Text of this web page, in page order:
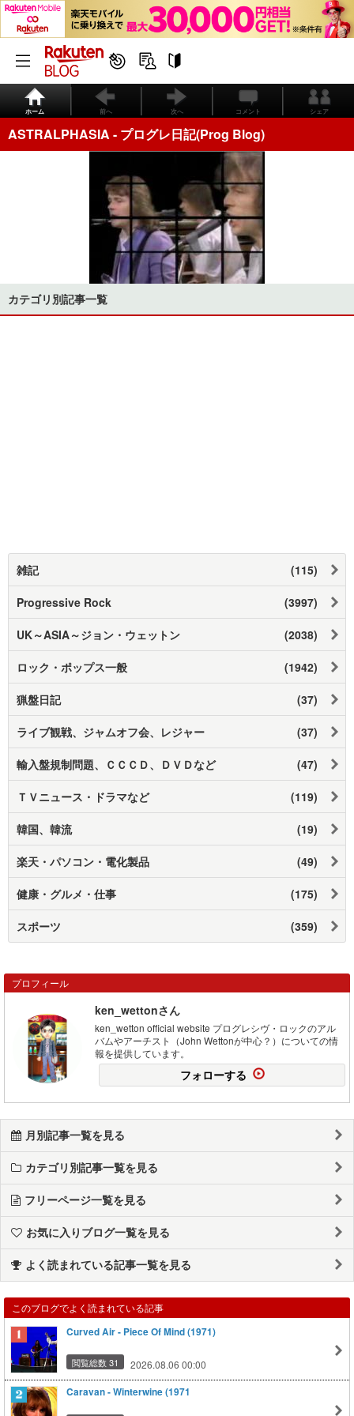
ホーム 前へ 次へ コメント シェア
ASTRALPHASIA - プログレ日記(Prog Blog)
カテゴリ別記事一覧
雑記 (115)
Progressive Rock (3997)
UK～ASIA～ジョン・ウェットン (2038)
ロック・ポップス一般 (1942)
猟盤日記 (37)
ライブ観戦、ジャムオフ会、レジャー (37)
輸入盤規制問題、ＣＣＣＤ、ＤＶＤなど (47)
ＴＶニュース・ドラマなど (119)
韓国、韓流 (19)
楽天・パソコン・電化製品 (49)
健康・グルメ・仕事 (175)
スポーツ (359)
プロフィール
ken_wettonさん
ken_wetton official website プログレシヴ・ロックのアル
バムやアーチスト（John Wettonが中心？）についての情
報を提供しています。
フォローする
月別記事一覧を見る
カテゴリ別記事一覧を見る
フリーページ一覧を見る
お気に入りブログ一覧を見る
よく読まれている記事一覧を見る
このブログでよく読まれている記事
Curved Air - Piece Of Mind (1971)
閲覧総数 31 2026.08.06 00:00
Caravan - Winterwine (1971